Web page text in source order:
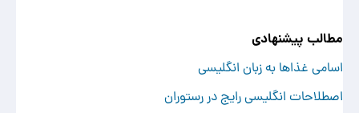
مطالب پیشنهادی
اسامی غذاها به زبان انگلیسی
اصطلاحات انگلیسی رایج در رستوران